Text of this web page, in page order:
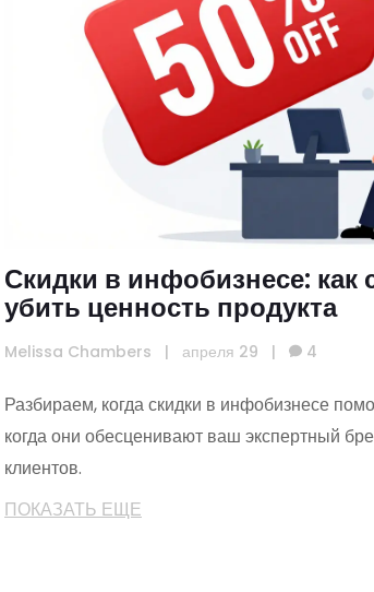
Скидки в инфобизнесе: как
убить ценность продукта
Melissa Chambers | апреля 29 | 4
Разбираем, когда скидки в инфобизнесе
когда они обесценивают ваш экспертный
клиентов.
ПОКАЗАТЬ ЕЩЕ